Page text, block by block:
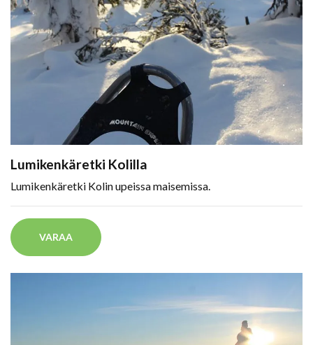
Lumikenkäretki Kolilla
Lumikenkäretki Kolin upeissa maisemissa.
VARAA